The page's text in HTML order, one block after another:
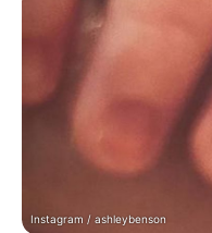
Instagram / ashleybenson